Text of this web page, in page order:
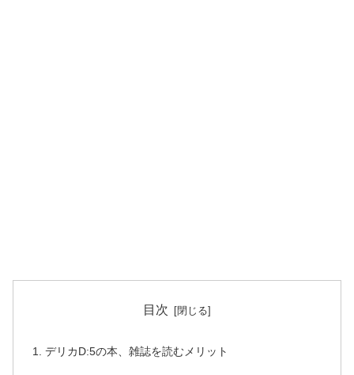
目次
デリカD:5の本、雑誌を読むメリット